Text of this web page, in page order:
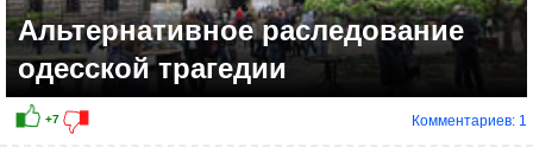
Альтернативное раследование
одесской трагедии
Комментариев: 1